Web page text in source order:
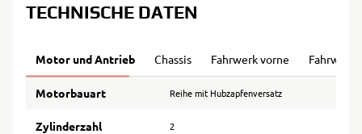
TECHNISCHE DATEN
Motor und Antrieb Chassis Fahrwerk vorne Fahrwerk
Motorbauart Reihe mit Hubzapfenversatz
Zylinderzahl 2